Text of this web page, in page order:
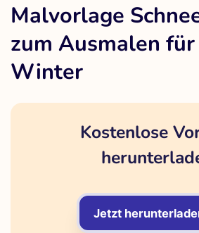
Malvorlage
zum Ausmalen für
Winter
Kostenlose
Jetzt